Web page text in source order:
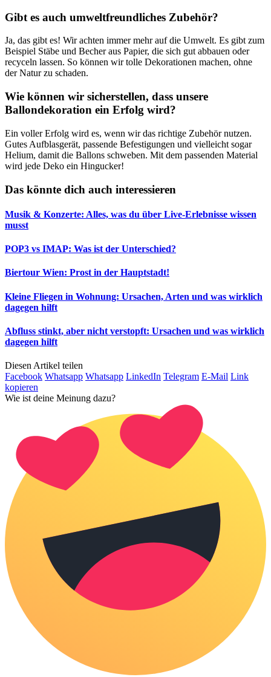
Gibt es auch umweltfreundliches Zubehör?
Ja, das gibt es! Wir achten immer mehr auf die Umwelt. Es gibt zum
Beispiel Stäbe und Becher aus Papier, die sich gut abbauen oder
recyceln lassen. So können wir tolle Dekorationen machen, ohne
der Natur zu schaden.
Wie können wir sicherstellen, dass unsere
Ballondekoration ein Erfolg wird?
Ein voller Erfolg wird es, wenn wir das richtige Zubehör nutzen.
Gutes Aufblasgerät, passende Befestigungen und vielleicht sogar
Helium, damit die Ballons schweben. Mit dem passenden Material
wird jede Deko ein Hingucker!
Das könnte dich auch interessieren
Musik & Konzerte: Alles, was du über Live-Erlebnisse wissen
musst
POP3 vs IMAP: Was ist der Unterschied?
Biertour Wien: Prost in der Hauptstadt!
Kleine Fliegen in Wohnung: Ursachen, Arten und was wirklich
dagegen hilft
Abfluss stinkt, aber nicht verstopft: Ursachen und was wirklich
dagegen hilft
Diesen Artikel teilen
Facebook Whatsapp Whatsapp LinkedIn Telegram E-Mail Link
kopieren
Wie ist deine Meinung dazu?